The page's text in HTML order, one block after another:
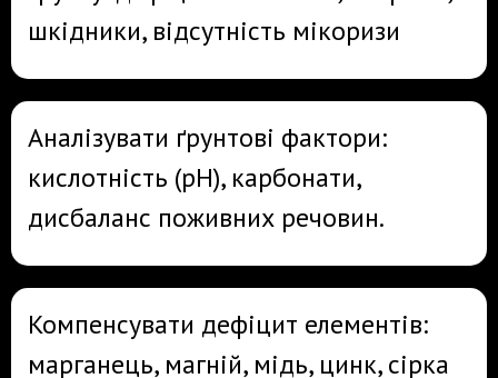
шкідники, відсутність мікоризи
Аналізувати ґрунтові фактори:
кислотність (pH), карбонати,
дисбаланс поживних речовин.
Компенсувати дефіцит елементів:
марганець, магній, мідь, цинк, сірка